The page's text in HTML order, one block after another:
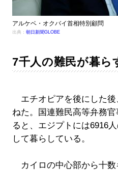
アルケベ・オクバイ首相特別顧問
出典： 朝日新聞GLOBE
7千人の難民が暮ら
エチオピアを後にした後
ねた。国連難民高等弁務
ると、エジプトには6916
して暮らしている。
カイロの中心部から十数